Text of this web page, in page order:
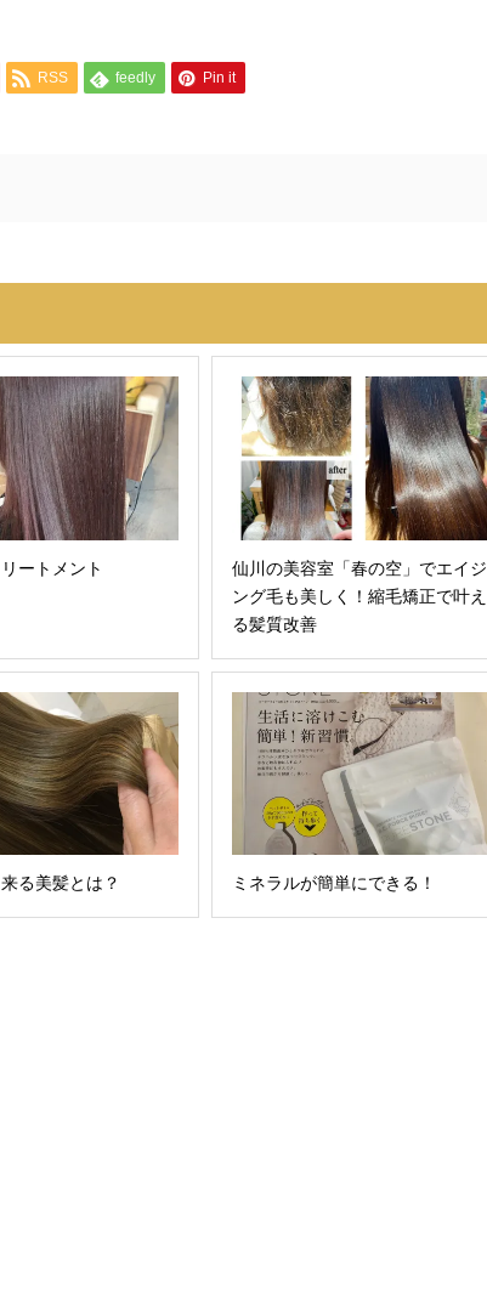
RSS feedly Pin it
ートメント
仙川の美容室「春の空」でエイジ
ング毛も美しく！縮毛矯正で叶え
る髪質改善
る美髪とは？ ミネラルが簡単にできる！